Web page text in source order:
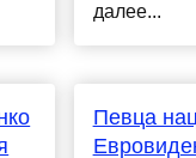
далее...
Певца